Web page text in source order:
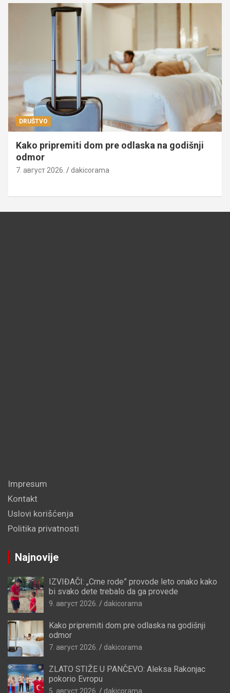
DRUŠTVO
Kako pripremiti dom pre odlaska na godišnji
odmor
7. август 2026. dakicorama
Impresum
Kontakt
Uslovi korišćenja
Politika privatnosti
Najnovije
IZVIĐAČI: „Crne rode” provode leto onako kako
bi svako dete trebalo da ga provede
9. август 2026. dakicorama
Kako pripremiti dom pre odlaska na godišnji
odmor
7. август 2026. dakicorama
ZLATO STIŽE U PANČEVO: Aleksa Rakonjac
pokorio Evropu
5. август 2026. dakicorama